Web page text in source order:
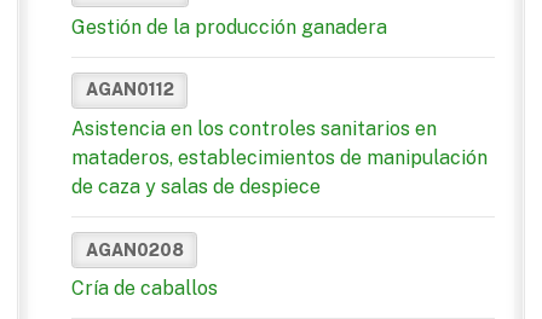
Gestión de la producción ganadera
AGAN0112
Asistencia en los controles sanitarios en
mataderos, establecimientos de manipulación
de caza y salas de despiece
AGAN0208
Cría de caballos